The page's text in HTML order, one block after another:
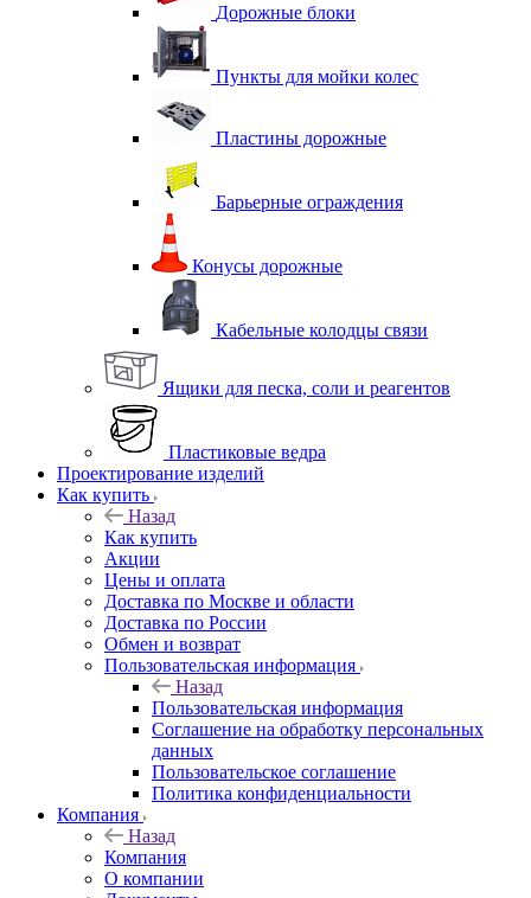
Дорожные блоки
Пункты для мойки колес
Пластины дорожные
Барьерные ограждения
Конусы дорожные
Кабельные колодцы связи
Ящики для песка, соли и реагентов
Пластиковые ведра
Проектирование изделий
Как купить
Назад
Как купить
Акции
Цены и оплата
Доставка по Москве и области
Доставка по России
Обмен и возврат
Пользовательская информация
Назад
Пользовательская информация
Соглашение на обработку персональных
данных
Пользовательское соглашение
Политика конфиденциальности
Компания
Назад
Компания
О компании